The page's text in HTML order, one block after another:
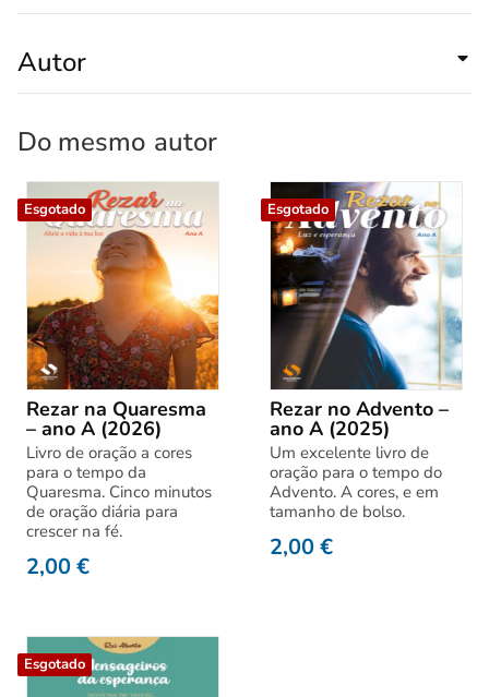
Autor
Do mesmo autor
Esgotado
Rezar na Quaresma
– ano A (2026)
Livro de oração a cores
para o tempo da
Quaresma. Cinco minutos
de oração diária para
crescer na fé.
2,00€
Esgotado
Rezar no Advento –
ano A (2025)
Um excelente livro de
oração para o tempo do
Advento. A cores, e em
tamanho de bolso.
2,00€
Esgotado